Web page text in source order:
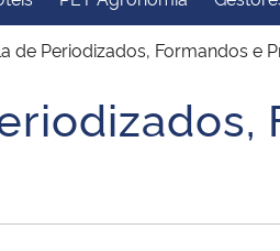
Ministério do
Desenvolvimento Regional
União
Advocacia-Geral da União
de Periodizados, Formandos e